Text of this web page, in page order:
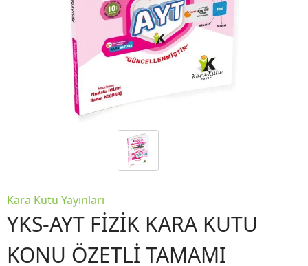
Kara Kutu Yayınları
YKS-AYT FİZİK KARA KUTU
KONU ÖZETLİ TAMAMI